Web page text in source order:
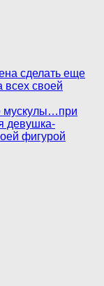
сделать еще
всех своей
мускулы…при
девушка-
фигурой